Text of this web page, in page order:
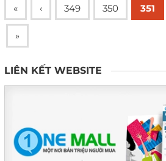
« ‹ 349 350 351
»
LIÊN KẾT WEBSITE